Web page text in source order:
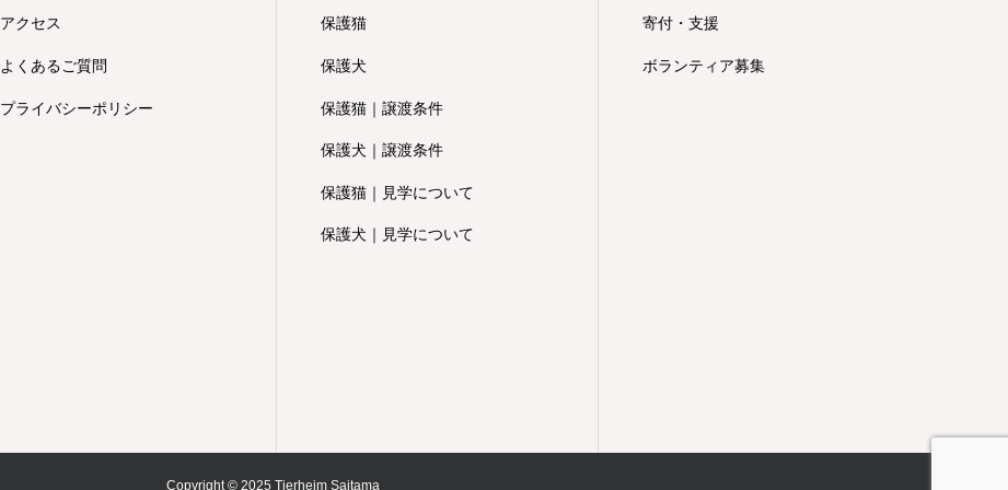
アクセス
よくあるご質問
プライバシーポリシー
保護猫
保護犬
保護猫｜譲渡条件
保護犬｜譲渡条件
保護猫｜見学について
保護犬｜見学について
寄付・支援
ボランティア募集
Copyright © 2025 Tierheim Saitama